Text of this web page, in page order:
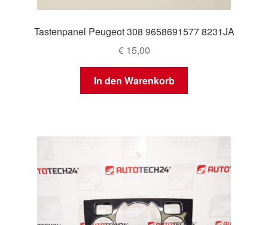
Tastenpanel Peugeot 308 9658691577 8231JA
€15,00
In den Warenkorb